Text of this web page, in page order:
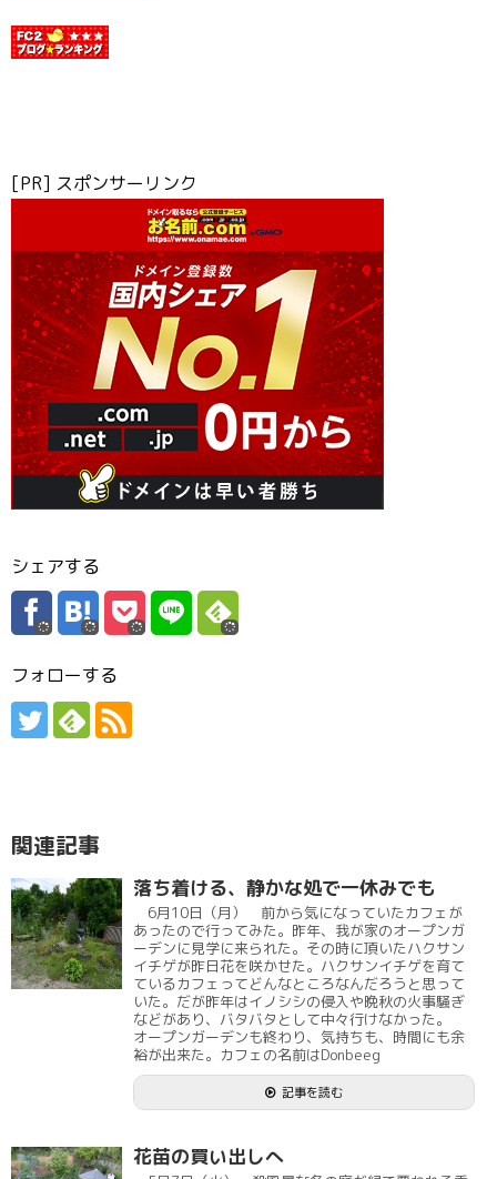
[PR] スポンサーリンク
シェアする
フォローする
関連記事
落ち着ける、静かな処で一休みでも
6月10日（月） 前から気になっていたカフェが
あったので行ってみた。昨年、我が家のオープンガ
ーデンに見学に来られた。その時に頂いたハクサン
イチゲが昨日花を咲かせた。ハクサンイチゲを育て
ているカフェってどんなところなんだろうと思って
いた。だが昨年はイノシシの侵入や晩秋の火事騒ぎ
などがあり、バタバタとして中々行けなかった。
オープンガーデンも終わり、気持ちも、時間にも余
裕が出来た。カフェの名前はDonbeeg
記事を読む
花苗の買い出しへ